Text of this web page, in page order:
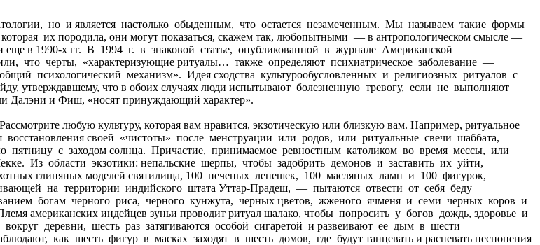
но и является настолько обыденным, что остается незамеченным. Мы называем такие формы
их породила, они могут показаться, скажем так, любопытными — в антропологическом смысле —
еще в 1990-х гг. В 1994 г. в знаковой статье, опубликованной в журнале Американской
что черты, «характеризующие ритуалы… также определяют психиатрическое заболевание —
психологический механизм». Идея сходства культурообусловленных и религиозных ритуалов с
утверждавшему, что в обоих случаях люди испытывают болезненную тревогу, если не выполняют
Далэни и Фиш, «носят принуждающий характер».
любую культуру, которая вам нравится, экзотическую или близкую вам. Например, ритуальное
своей «чистоты» после менструации или родов, или ритуальные свечи шаббата,
пятницу с заходом солнца. Причастие, принимаемое ревностным католиком во время мессы, или
Из области экзотики: непальские шерпы, чтобы задобрить демонов и заставить их уйти,
глиняных моделей святилища, 100 печеных лепешек, 100 масляных ламп и 100 фигурок,
на территории индийского штата Уттар-Прадеш, — пытаются отвести от себя беду
богам черного риса, черного кунжута, черных цветов, жженого ячменя и семи черных коров и
американских индейцев зуньи проводит ритуал шалако, чтобы попросить у богов дождь, здоровье и
деревни, шесть раз затягиваются особой сигаретой и развеивают ее дым в шести
как шесть фигур в масках заходят в шесть домов, где будут танцевать и распевать песнопения